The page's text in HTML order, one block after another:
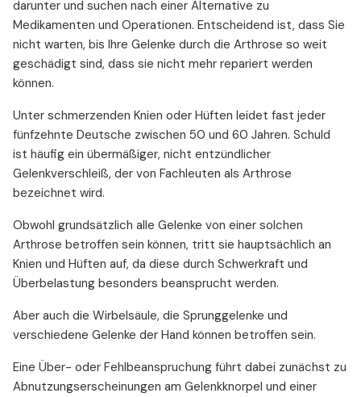
darunter und suchen nach einer Alternative zu
Medikamenten und Operationen. Entscheidend ist, dass Sie
nicht warten, bis Ihre Gelenke durch die Arthrose so weit
geschädigt sind, dass sie nicht mehr repariert werden
können.
Unter schmerzenden Knien oder Hüften leidet fast jeder
fünfzehnte Deutsche zwischen 50 und 60 Jahren. Schuld
ist häufig ein übermäßiger, nicht entzündlicher
Gelenkverschleiß, der von Fachleuten als Arthrose
bezeichnet wird.
Obwohl grundsätzlich alle Gelenke von einer solchen
Arthrose betroffen sein können, tritt sie hauptsächlich an
Knien und Hüften auf, da diese durch Schwerkraft und
Überbelastung besonders beansprucht werden.
Aber auch die Wirbelsäule, die Sprunggelenke und
verschiedene Gelenke der Hand können betroffen sein.
Eine Über- oder Fehlbeanspruchung führt dabei zunächst zu
Abnutzungserscheinungen am Gelenkknorpel und einer